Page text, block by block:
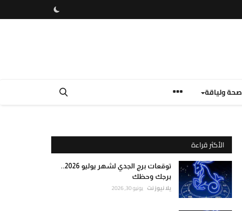
صحة ولياقة
الأكثر قراءة
توقعات برج الجدي لشهر يوليو 2026..
برجك وحظك
يلا نيوز نت يونيو 30, 2026